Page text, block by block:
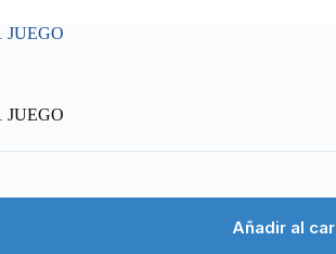
JUEGO
JUEGO
Añadir al